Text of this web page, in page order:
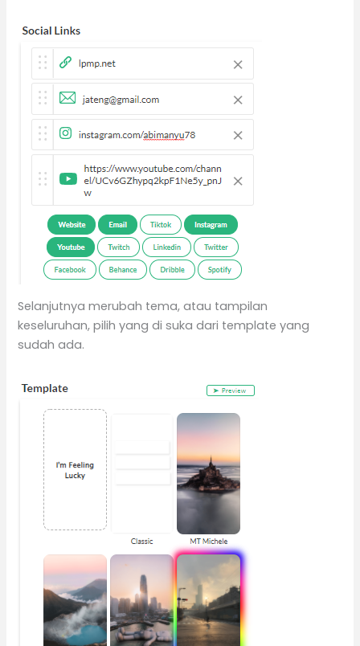
Selanjutnya merubah tema, atau tampilan
keseluruhan, pilih yang di suka dari template yang
sudah ada.